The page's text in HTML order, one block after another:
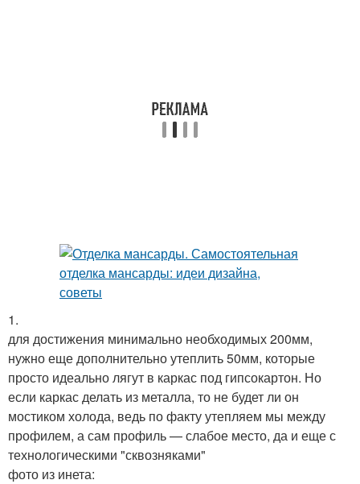
1.
для достижения минимально необходимых 200мм,
нужно еще дополнительно утеплить 50мм, которые
просто идеально лягут в каркас под гипсокартон. Но
если каркас делать из металла, то не будет ли он
мостиком холода, ведь по факту утепляем мы между
профилем, а сам профиль — слабое место, да и еще с
технологическими "сквозняками"
фото из инета: